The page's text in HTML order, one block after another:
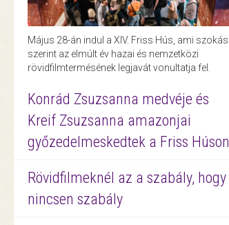
Május 28-án indul a XIV. Friss Hús, ami szokás
szerint az elmúlt év hazai és nemzetközi
rövidfilmtermésének legjavát vonultatja fel.
Konrád Zsuzsanna medvéje és
Kreif Zsuzsanna amazonjai
győzedelmeskedtek a Friss Húson
Rövidfilmeknél az a szabály, hogy
nincsen szabály